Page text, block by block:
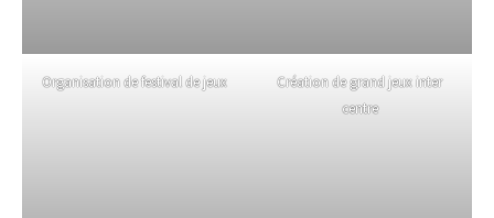
Organisation de festival de jeux
Création de grand jeux inter
centre